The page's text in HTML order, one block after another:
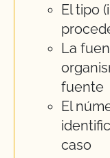
El tipo
La
fuente
El
caso